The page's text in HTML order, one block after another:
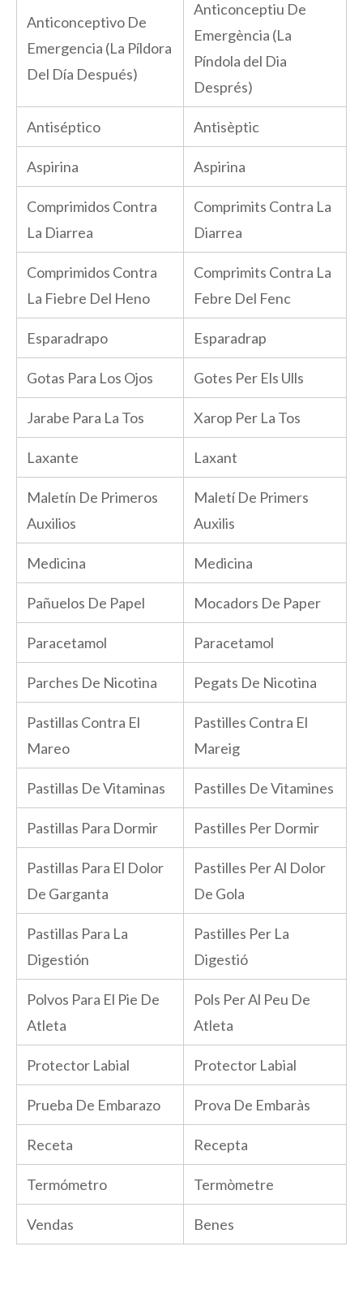
Anticonceptivo De
Emergencia (La Píldora
Del Día Después)
Anticonceptiu De
Emergència (La
Píndola del Dia
Després)
Antiséptico Antisèptic
Aspirina Aspirina
Comprimidos Contra
La Diarrea
Comprimits Contra La
Diarrea
Comprimidos Contra
La Fiebre Del Heno
Comprimits Contra La
Febre Del Fenc
Esparadrapo Esparadrap
Gotas Para Los Ojos Gotes Per Els Ulls
Jarabe Para La Tos Xarop Per La Tos
Laxante Laxant
Maletín De Primeros
Auxilios
Maletí De Primers
Auxilis
Medicina Medicina
Pañuelos De Papel Mocadors De Paper
Paracetamol Paracetamol
Parches De Nicotina Pegats De Nicotina
Pastillas Contra El
Mareo
Pastilles Contra El
Mareig
Pastillas De Vitaminas Pastilles De Vitamines
Pastillas Para Dormir Pastilles Per Dormir
Pastillas Para El Dolor
De Garganta
Pastilles Per Al Dolor
De Gola
Pastillas Para La
Digestión
Pastilles Per La
Digestió
Polvos Para El Pie De
Atleta
Pols Per Al Peu De
Atleta
Protector Labial Protector Labial
Prueba De Embarazo Prova De Embaràs
Receta Recepta
Termómetro Termòmetre
Vendas Benes